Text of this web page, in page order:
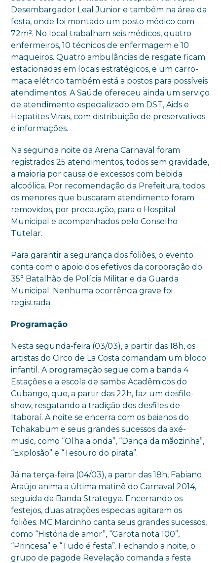
Desembargador Leal Junior e também na área da
festa, onde foi montado um posto médico com
72m². No local trabalham seis médicos, quatro
enfermeiros, 10 técnicos de enfermagem e 10
maqueiros. Quatro ambulâncias de resgate ficam
estacionadas em locais estratégicos, e um carro-
maca elétrico também está a postos para possíveis
atendimentos. A Saúde ofereceu ainda um serviço
de atendimento especializado em DST, Aids e
Hepatites Virais, com distribuição de preservativos
e informações.
Na segunda noite da Arena Carnaval foram
registrados 25 atendimentos, todos sem gravidade,
a maioria por causa de excessos com bebida
alcoólica. Por recomendação da Prefeitura, todos
os menores que buscaram atendimento foram
removidos, por precaução, para o Hospital
Municipal e acompanhados pelo Conselho
Tutelar.
Para garantir a segurança dos foliões, o evento
conta com o apoio dos efetivos da corporação do
35° Batalhão de Polícia Militar e da Guarda
Municipal. Nenhuma ocorrência grave foi
registrada.
Programação
Nesta segunda-feira (03/03), a partir das 18h, os
artistas do Circo de La Costa comandam um bloco
infantil. A programação segue com a banda 4
Estações e a escola de samba Acadêmicos do
Cubango, que, a partir das 22h, faz um desfile-
show, resgatando a tradição dos desfiles de
Itaboraí. A noite se encerra com os baianos do
Tchakabum e seus grandes sucessos da axé-
music, como “Olha a onda”, “Dança da mãozinha”,
“Explosão” e “Tesouro do pirata”.
Já na terça-feira (04/03), a partir das 18h, Fabiano
Araújo anima a última matinê do Carnaval 2014,
seguida da Banda Strategya. Encerrando os
festejos, duas atrações especiais agitaram os
foliões. MC Marcinho canta seus grandes sucessos,
como “História de amor”, “Garota nota 100”,
“Princesa” e “Tudo é festa”. Fechando a noite, o
grupo de pagode Revelação comanda a festa